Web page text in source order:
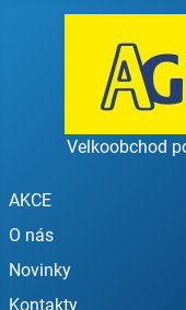
Velkoobchod
AKCE
O nás
Novinky
Kontakty